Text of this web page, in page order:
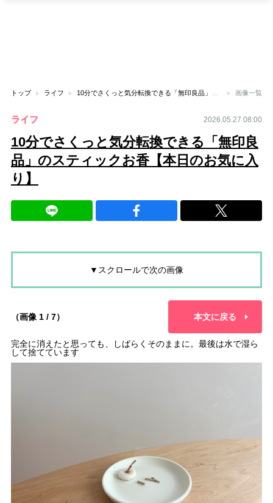
トップ ライフ 画像一覧
ライフ 2026.05.27 08:00
10分でさくっと気分転換できる「無印良
品」のスティックお香【本日のお気に入
り】
▼スクロールで次の画像
（画像 1 / 7） 本文に戻る
完全に消えたと思っても、しばらくそのままに。最後は水で湿ら
して捨てています